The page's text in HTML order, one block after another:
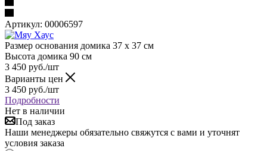
Артикул: 00006597
Размер основания домика 37 х 37 см
Высота домика 90 см
3 450 руб./шт
Варианты цен
3 450 руб./шт
Подробности
Нет в наличии
Под заказ
Наши менеджеры обязательно свяжутся с вами и уточнят
условия заказа